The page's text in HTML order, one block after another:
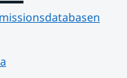
till annan webbplats.